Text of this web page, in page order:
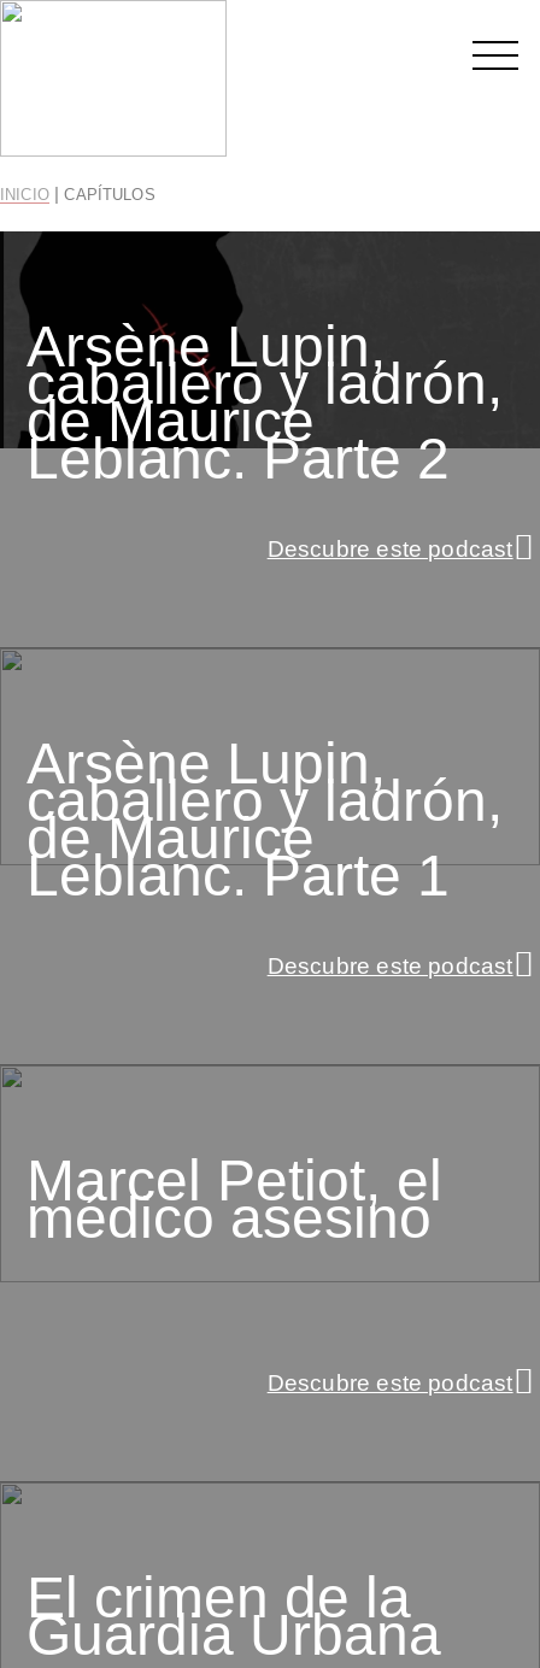
INICIO|CAPÍTULOS
Arsène Lupin,
caballero y ladrón,
de Maurice
Leblanc. Parte 2
Descubre este podcast
Arsène Lupin,
caballero y ladrón,
de Maurice
Leblanc. Parte 1
Descubre este podcast
Marcel Petiot, el
médico asesino
Descubre este podcast
El crimen de la
Guardia Urbana